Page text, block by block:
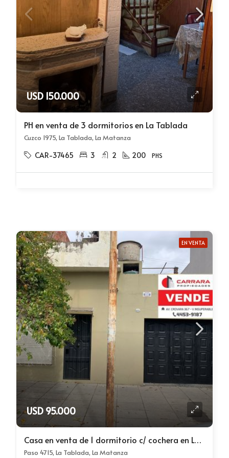
USD 150.000
PH en venta de 3 dormitorios en La Tablada
Cuzco 1975, La Tablada, La Matanza
CAR-37465 3 2 200 PHS
EN VENTA
USD 95.000
Casa en venta de 1 dormitorio c/ cochera en La Tablada
Paso 4715, La Tablada, La Matanza